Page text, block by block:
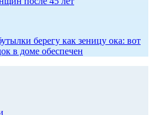
берегу как зеницу ока: вот
в доме обеспечен